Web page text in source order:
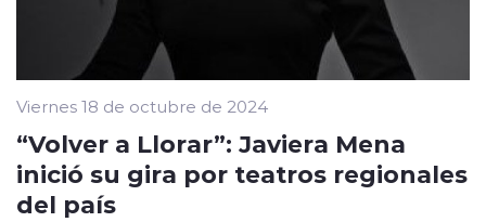
Viernes 18 de octubre de 2024
“Volver a Llorar”: Javiera Mena
inició su gira por teatros regionales
del país